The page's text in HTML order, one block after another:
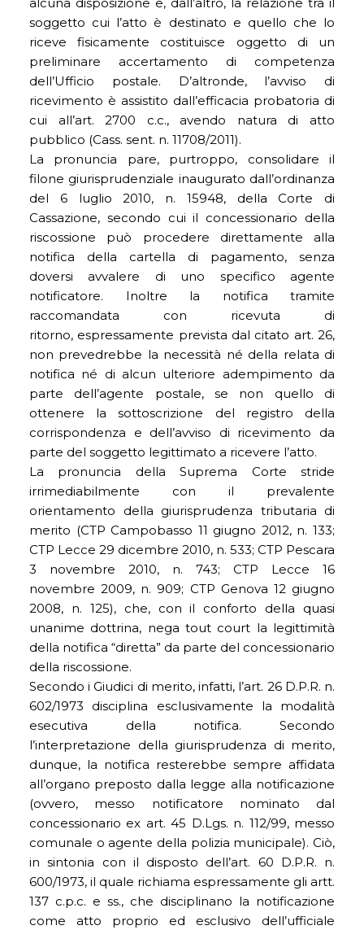
soggetto cui l’atto è destinato e quello che lo
riceve fisicamente costituisce oggetto di un
preliminare accertamento di competenza
dell’Ufficio postale. D’altronde, l’avviso di
ricevimento è assistito dall’efficacia probatoria di
cui all’art. 2700 c.c., avendo natura di atto
pubblico (Cass. sent. n. 11708/2011).
La pronuncia pare, purtroppo, consolidare il
filone giurisprudenziale inaugurato dall’ordinanza
del 6 luglio 2010, n. 15948, della Corte di
Cassazione, secondo cui il concessionario della
riscossione può procedere direttamente alla
notifica della cartella di pagamento, senza
doversi avvalere di uno specifico agente
notificatore. Inoltre la notifica tramite
raccomandata con ricevuta di
ritorno, espressamente prevista dal citato art. 26,
non prevedrebbe la necessità né della relata di
notifica né di alcun ulteriore adempimento da
parte dell’agente postale, se non quello di
ottenere la sottoscrizione del registro della
corrispondenza e dell’avviso di ricevimento da
parte del soggetto legittimato a ricevere l’atto.
La pronuncia della Suprema Corte stride
irrimediabilmente con il prevalente
orientamento della giurisprudenza tributaria di
merito (CTP Campobasso 11 giugno 2012, n. 133;
CTP Lecce 29 dicembre 2010, n. 533; CTP Pescara
3 novembre 2010, n. 743; CTP Lecce 16
novembre 2009, n. 909; CTP Genova 12 giugno
2008, n. 125), che, con il conforto della quasi
unanime dottrina, nega tout court la legittimità
della notifica “diretta” da parte del concessionario
della riscossione.
Secondo i Giudici di merito, infatti, l’art. 26 D.P.R. n.
602/1973 disciplina esclusivamente la modalità
esecutiva della notifica. Secondo
l’interpretazione della giurisprudenza di merito,
dunque, la notifica resterebbe sempre affidata
all’organo preposto dalla legge alla notificazione
(ovvero, messo notificatore nominato dal
concessionario ex art. 45 D.Lgs. n. 112/99, messo
comunale o agente della polizia municipale). Ciò,
in sintonia con il disposto dell’art. 60 D.P.R. n.
600/1973, il quale richiama espressamente gli artt.
137 c.p.c. e ss., che disciplinano la notificazione
come atto proprio ed esclusivo dell’ufficiale